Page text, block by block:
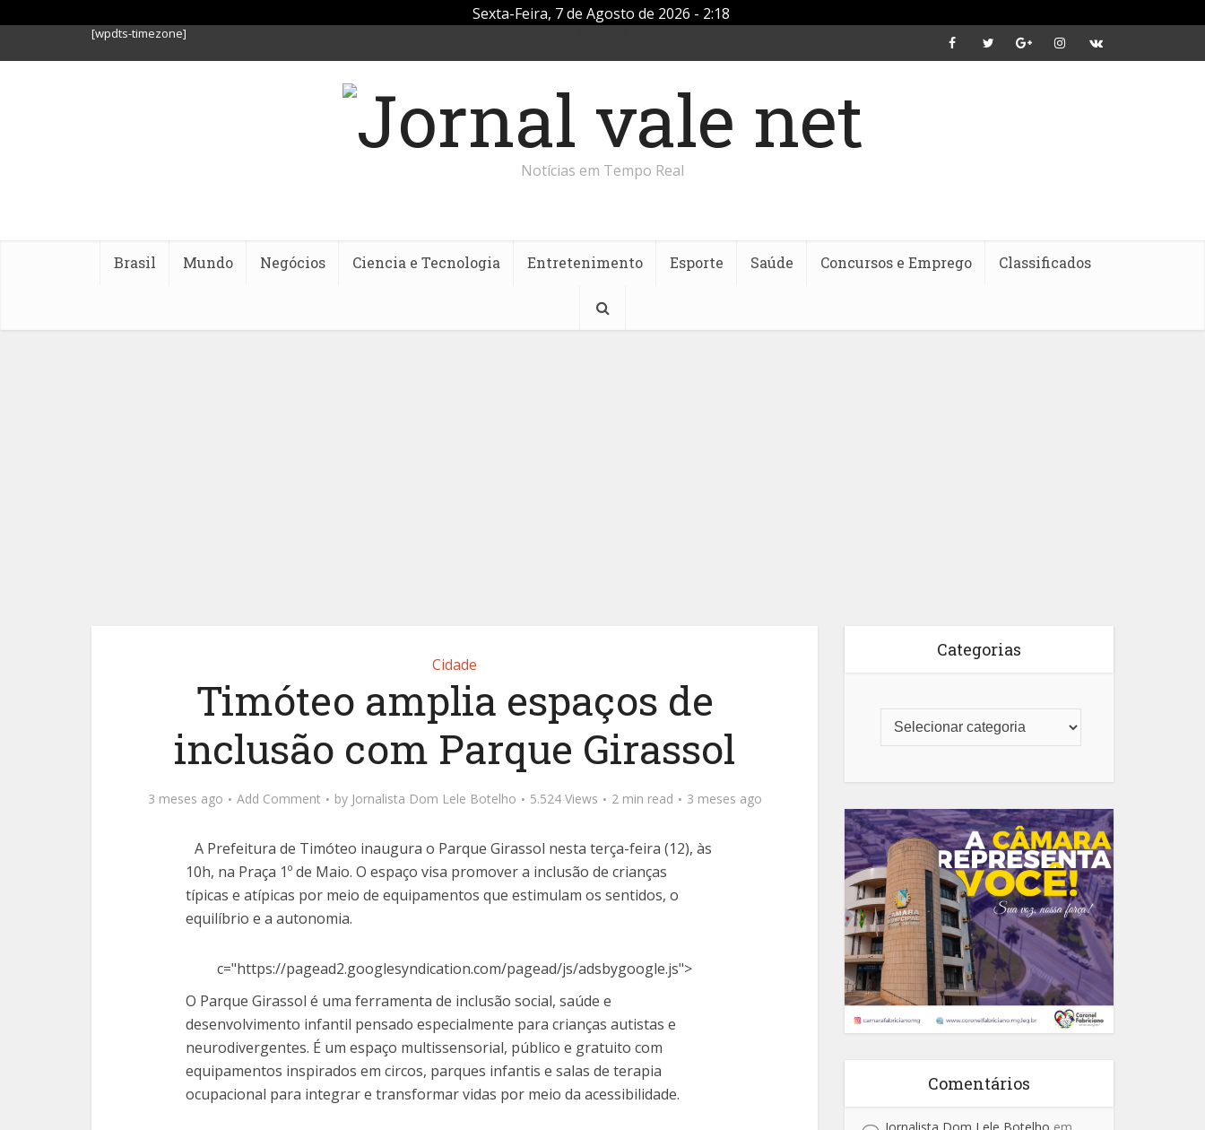
Sexta-Feira, 7 de Agosto de 2026 - 2:18
[wpdts-timezone]
Notícias em Tempo Real
Brasil Mundo Negócios Ciencia e Tecnologia Entretenimento Esporte Saúde Concursos e Emprego Classificados
Cidade
Timóteo amplia espaços de
inclusão com Parque Girassol
3 meses ago Add Comment by Jornalista Dom Lele Botelho 5.524 Views 2 min read 3 meses ago
A Prefeitura de Timóteo inaugura o Parque Girassol nesta terça-feira (12), às
10h, na Praça 1º de Maio. O espaço visa promover a inclusão de crianças
típicas e atípicas por meio de equipamentos que estimulam os sentidos, o
equilíbrio e a autonomia.
c="https://pagead2.googlesyndication.com/pagead/js/adsbygoogle.js">
O Parque Girassol é uma ferramenta de inclusão social, saúde e
desenvolvimento infantil pensado especialmente para crianças autistas e
neurodivergentes. É um espaço multissensorial, público e gratuito com
equipamentos inspirados em circos, parques infantis e salas de terapia
ocupacional para integrar e transformar vidas por meio da acessibilidade.
Categorias
Comentários